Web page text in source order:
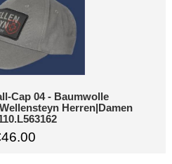
Cap 04 - Baumwolle
Herren|Damen